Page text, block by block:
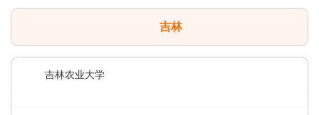
吉林
吉林农业大学